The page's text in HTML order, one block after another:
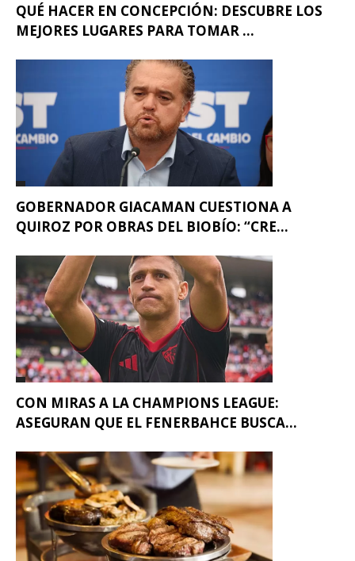
QUÉ HACER EN CONCEPCIÓN: DESCUBRE LOS
MEJORES LUGARES PARA TOMAR ...
GOBERNADOR GIACAMAN CUESTIONA A
QUIROZ POR OBRAS DEL BIOBÍO: “CRE...
CON MIRAS A LA CHAMPIONS LEAGUE:
ASEGURAN QUE EL FENERBAHCE BUSCA...